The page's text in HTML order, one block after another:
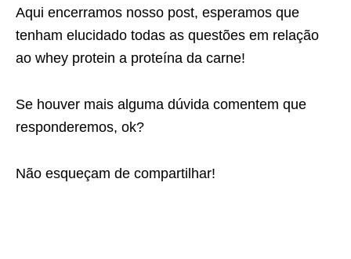
Aqui encerramos nosso post, esperamos que
tenham elucidado todas as questões em relação
ao whey protein a proteína da carne!
Se houver mais alguma dúvida comentem que
responderemos, ok?
Não esqueçam de compartilhar!